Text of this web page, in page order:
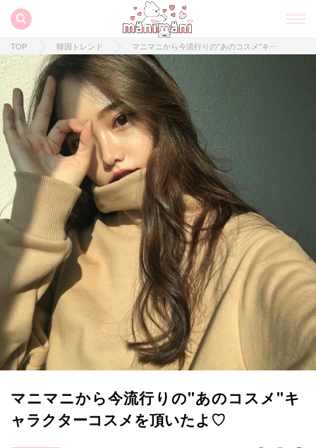
すべての記事
TOP 韓国トレンド マニマニから今流行りの"あのコスメ"キャラクターコスメを頂いたよ♡
マニマニから今流行りの"あのコスメ"キ
ャラクターコスメを頂いたよ♡